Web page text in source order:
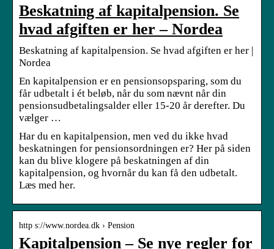
Beskatning af kapitalpension. Se
hvad afgiften er her – Nordea
Beskatning af kapitalpension. Se hvad afgiften er her |
Nordea
En kapitalpension er en pensionsopsparing, som du
får udbetalt i ét beløb, når du som nævnt når din
pensionsudbetalingsalder eller 15-20 år derefter. Du
vælger …
Har du en kapitalpension, men ved du ikke hvad
beskatningen for pensionsordningen er? Her på siden
kan du blive klogere på beskatningen af din
kapitalpension, og hvornår du kan få den udbetalt.
Læs med her.
http s://www.nordea.dk › Pension
Kapitalpension – Se nye regler for